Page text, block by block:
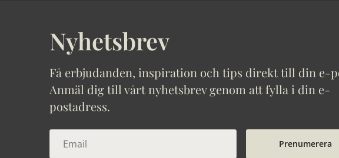
Nyhetsbrev
Få erbjudanden, inspiration och tips direkt till din e-
Anmäl dig till vårt nyhetsbrev genom att fylla i din e-
postadress.
Prenumerera